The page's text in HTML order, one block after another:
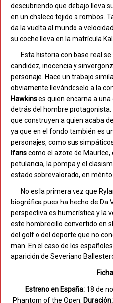
descubriendo que debajo lleva
en un chaleco tejido a rombos.
da la vuelta al mundo a
su coche lleva en la matrícula
Esta historia con base real
candidez, inocencia y
personaje. Hace un trabajo
obviamente llevándoselo a la
Hawkinses quien encarna a
detrás del hombre protagonista.
que construyen a quien acaba
ya que en el fondo también es
personajes, como sus
Ifanscomo el azote de Maurice,
petulancia, la pompa y el
estado sobrevalorado, en mérito
No es la primera vez que
biográfica pues ha hecho de Da
perspectiva es humorística y la
este hombrecillo convertido en
del golf o del deporte que no
man. En el caso de los
aparición de Severiano
Estreno en España: 18 de
Phantom of the Open. Duración: